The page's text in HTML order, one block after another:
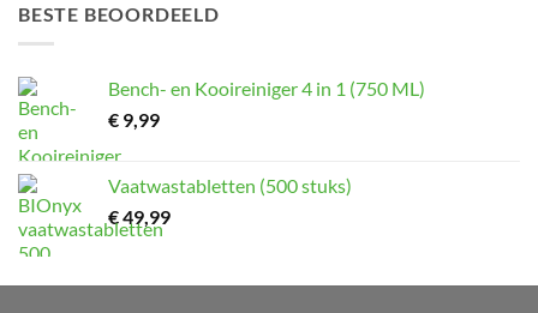
BESTE BEOORDEELD
Bench- en Kooireiniger 4 in 1 (750 ML)
€ 9,99
Vaatwastabletten (500 stuks)
€49,99